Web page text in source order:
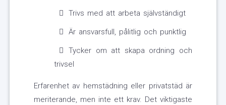
Trivs med att arbeta självständigt
Är ansvarsfull, pålitlig och punktlig
Tycker om att skapa ordning och
trivsel
Erfarenhet av hemstädning eller privatstäd är
meriterande, men inte ett krav. Det viktigaste